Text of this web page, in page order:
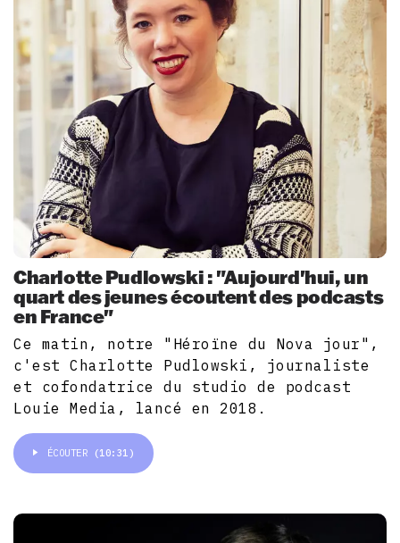
Charlotte Pudlowski : "Aujourd'hui, un
quart des jeunes écoutent des podcasts
en France"
Ce matin, notre "Héroïne du Nova jour",
c'est Charlotte Pudlowski, journaliste
et cofondatrice du studio de podcast
Louie Media, lancé en 2018.
ÉCOUTER (10:31)